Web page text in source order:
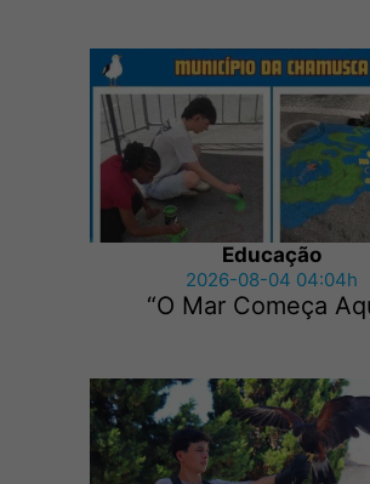
Educação
2026-08-04 04:04h
“O Mar Começa